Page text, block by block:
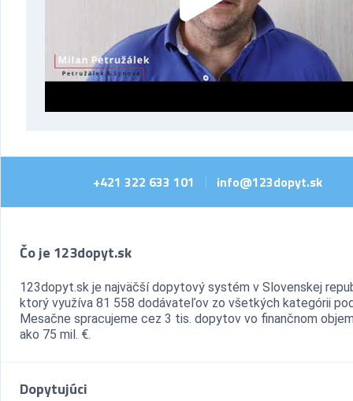
+421 322 633 101 info@123dopyt.sk
Čo je 123dopyt.sk
123dopyt.sk je najväčší dopytový systém v Slovenskej
ktorý využíva 81 558 dodávateľov zo všetkých kategórii
Mesačne spracujeme cez 3 tis. dopytov vo finančnom
ako 75 mil. €.
Dopytujúci